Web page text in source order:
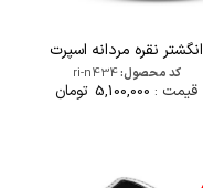
انگشتر نقره مردانه اسپرت
کد محصول:ri-n434
قیمت : 5,100,000 تومان